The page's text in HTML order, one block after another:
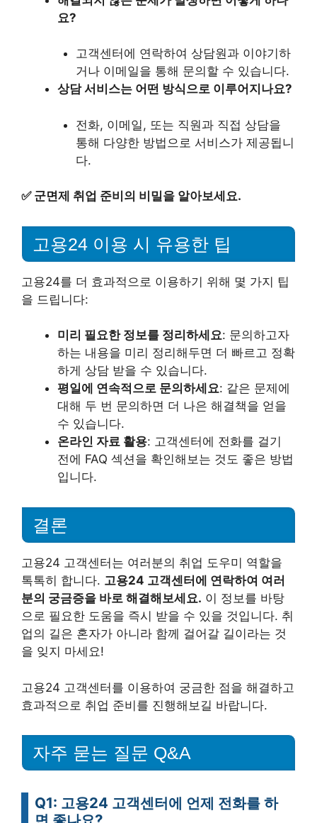
요?
고객센터에 연락하여 상담원과 이야기하
거나 이메일을 통해 문의할 수 있습니다.
상담 서비스는 어떤 방식으로 이루어지나요?
전화, 이메일, 또는 직원과 직접 상담을
통해 다양한 방법으로 서비스가 제공됩니
다.
✅ 군면제 취업 준비의 비밀을 알아보세요.
고용24 이용 시 유용한 팁
고용24를 더 효과적으로 이용하기 위해 몇 가지 팁
을 드립니다:
미리 필요한 정보를 정리하세요: 문의하고자
하는 내용을 미리 정리해두면 더 빠르고 정확
하게 상담 받을 수 있습니다.
평일에 연속적으로 문의하세요: 같은 문제에
대해 두 번 문의하면 더 나은 해결책을 얻을
수 있습니다.
온라인 자료 활용: 고객센터에 전화를 걸기
전에 FAQ 섹션을 확인해보는 것도 좋은 방법
입니다.
결론
고용24 고객센터는 여러분의 취업 도우미 역할을
톡톡히 합니다. 고용24 고객센터에 연락하여 여러
분의 궁금증을 바로 해결해보세요. 이 정보를 바탕
으로 필요한 도움을 즉시 받을 수 있을 것입니다. 취
업의 길은 혼자가 아니라 함께 걸어갈 길이라는 것
을 잊지 마세요!
고용24 고객센터를 이용하여 궁금한 점을 해결하고
효과적으로 취업 준비를 진행해보길 바랍니다.
자주 묻는 질문 Q&A
Q1: 고용24 고객센터에 언제 전화를 하